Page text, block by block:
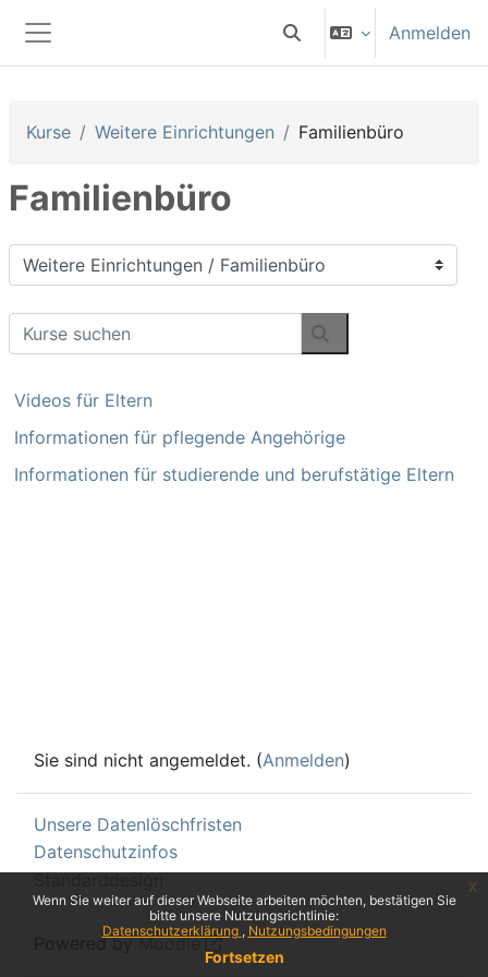
Wenn Sie weiter auf dieser Webseite arbeiten möchten, bestätigen Sie
bitte unsere Nutzungsrichtlinie:
Datenschutzerklärung
Nutzungsbedingungen
Fortsetzen
x
Website-Übersicht
Sucheingabe umschalten
Anmelden
Kurse Weitere Einrichtungen Familienbüro
Familienbüro
Kursbereiche
Kurse suchen
Kurse suchen
Videos für Eltern
Informationen für pflegende Angehörige
Informationen für studierende und berufstätige Eltern
Sie sind nicht angemeldet. (Anmelden)
Unsere Datenlöschfristen
Datenschutzinfos
Standarddesign
Powered byMoodle